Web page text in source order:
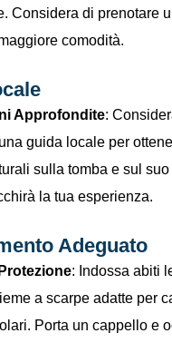
Considera di prenotare
comodità.
Approfondite:
guida locale per
sulla tomba e sul
la tua esperienza.
Adeguato
: Indossa abiti
a scarpe adatte per
Porta un cappello e